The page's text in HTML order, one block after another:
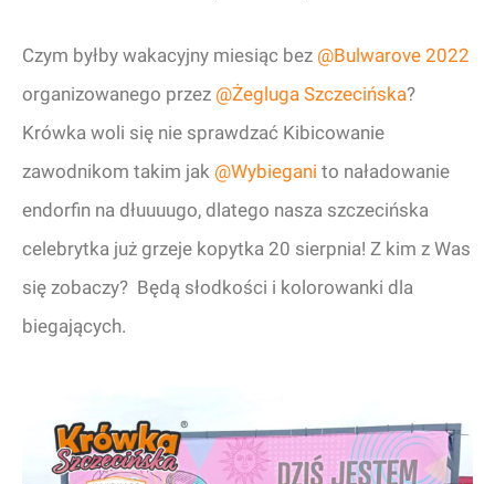
Czym byłby wakacyjny miesiąc bez @Bulwarove 2022
organizowanego przez @Żegluga Szczecińska?
Krówka woli się nie sprawdzać Kibicowanie
zawodnikom takim jak @Wybiegani to naładowanie
endorfin na dłuuuugo, dlatego nasza szczecińska
celebrytka już grzeje kopytka 20 sierpnia! Z kim z Was
się zobaczy? Będą słodkości i kolorowanki dla
biegających.